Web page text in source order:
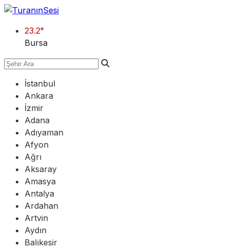
23.2°
Bursa
İstanbul
Ankara
İzmir
Adana
Adıyaman
Afyon
Ağrı
Aksaray
Amasya
Antalya
Ardahan
Artvin
Aydın
Balıkesir